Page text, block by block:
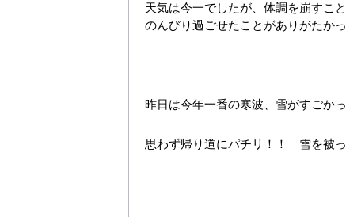
天気は今一でしたが、体調を崩すこと
のんびり過ごせたことがありがたかっ
昨日は今年一番の寒波、雪がすごかっ
思わず帰り道にパチリ！！ 雪を被っ